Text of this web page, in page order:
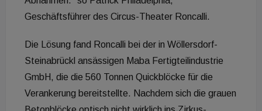
Geschäftsführer des Circus-Theater Roncalli.
Die Lösung fand Roncalli bei der in Wöllersdorf-
Steinabrückl ansässigen Maba Fertigteilindustrie
GmbH, die die 560 Tonnen Quickblöcke für die
Verankerung bereitstellte. Nachdem sich die grauen